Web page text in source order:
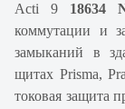
Acti 9 18634
коммутации и
замыканий в
щитах Prisma,
токовая защита